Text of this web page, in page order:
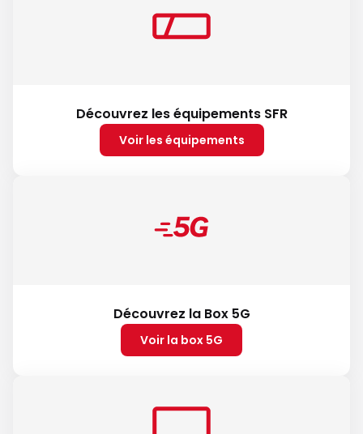
Découvrez les équipements SFR
Voir les équipements
Découvrez la Box 5G
Voir la box 5G